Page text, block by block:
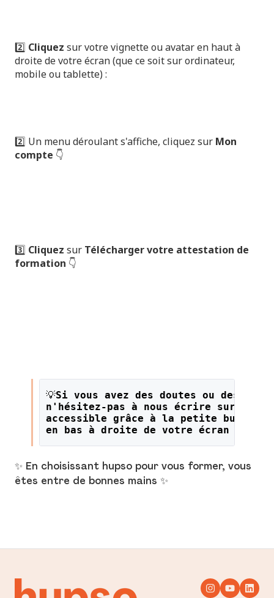
2️⃣ Cliquez sur votre vignette ou avatar en haut à
droite de votre écran (que ce soit sur ordinateur,
mobile ou tablette) :
2️⃣ Un menu déroulant s'affiche, cliquez sur Mon
compte 👇
3️⃣ Cliquez sur Télécharger votre attestation de
formation 👇
💡Si vous avez des doutes ou des
n'hésitez-pas à nous écrire sur le
accessible grâce à la petite bulle
en bas à droite de votre écran !
✨ En choisissant hupso pour vous former, vous
êtes entre de bonnes mains ✨